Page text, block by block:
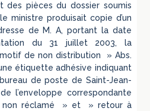
des pièces du dossier soumis
ministre produisait copie d’un
de M. A, portant la date
du 31 juillet 2003, la
de non distribution » Abs.
étiquette adhésive indiquant
de poste de Saint-Jean-
l’enveloppe correspondante
non réclamé » et » retour à